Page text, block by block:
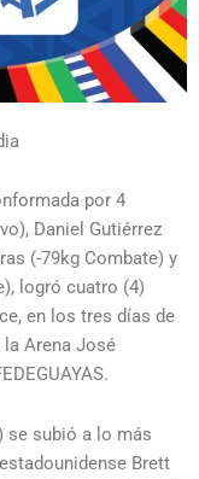
por 4
Daniel Gutiérrez
(-79kg Combate) y
logró cuatro (4)
en los tres días de
Arena José
se subió a lo más
Brett